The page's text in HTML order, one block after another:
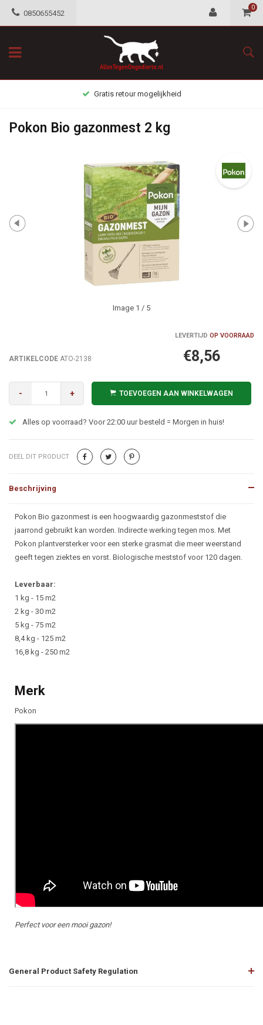
0850655452
0
Gratis retour mogelijkheid
Pokon Bio gazonmest 2 kg
Image 1 / 5
LEVERTIJD OP VOORRAAD
ARTIKELCODE ATO-2138 €8,56
- + TOEVOEGEN AAN WINKELWAGEN
Alles op voorraad? Voor 22:00 uur besteld = Morgen in huis!
DEEL DIT PRODUCT
Beschrijving
Beschrijving
Pokon Bio gazonmest is een hoogwaardig gazonmeststof die
jaarrond gebruikt kan worden. Indirecte werking tegen mos. Met
Pokon plantversterker voor een sterke grasmat die meer weerstand
geeft tegen ziektes en vorst. Biologische meststof voor 120 dagen.
Leverbaar:
1 kg - 15 m2
2 kg - 30 m2
5 kg - 75 m2
8,4 kg - 125 m2
16,8 kg - 250 m2
Merk
Pokon
Perfect voor een mooi gazon!
General Product Safety Regulation